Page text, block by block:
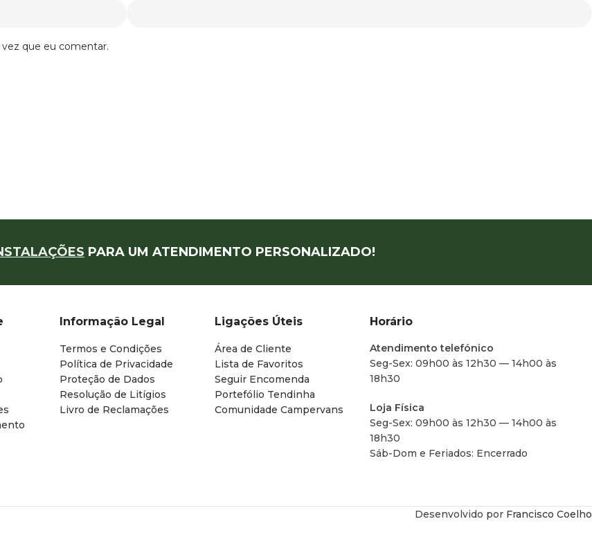
que eu comentar.
PARA UM ATENDIMENTO PERSONALIZADO!
Informação Legal
Termos e Condições
Política de Privacidade
Proteção de Dados
Resolução de Litígios
Livro de Reclamações
Ligações Úteis
Área de Cliente
Lista de Favoritos
Seguir Encomenda
Portefólio Tendinha
Comunidade Campervans
Horário
Atendimento telefónico
Seg-Sex: 09h00 às 12h30 — 14h00 às
18h30
Loja Física
Seg-Sex: 09h00 às 12h30 — 14h00 às
18h30
Sáb-Dom e Feriados: Encerrado
Desenvolvido por Francisco Coelho